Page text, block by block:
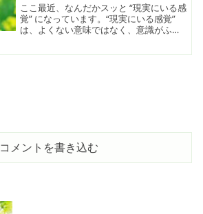
ここ最近、なんだかスッと “現実にいる感
覚” になっています。“現実にいる感覚”
は、よくない意味ではなく、意識がふわ
が「あ、現実の地に足つけよ」ってなっ
コメントを書き込む